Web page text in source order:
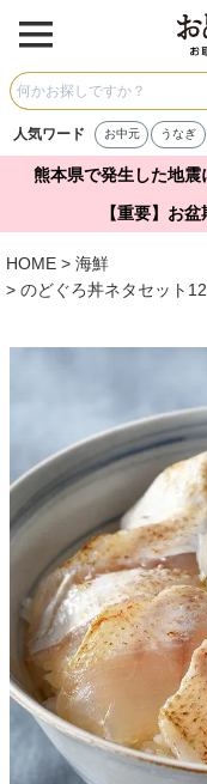
人気ワード お中元 うなぎ
熊本県で発生した地
【重要】お
HOME
海鮮
のどぐろ丼ネタセット